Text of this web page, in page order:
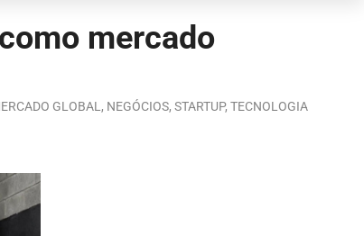
mercado
GLOBAL , NEGÓCIOS, STARTUP, TECNOLOGIA